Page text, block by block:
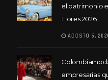
el patrimonio
Flores 2026
AGOSTO 6,
empresarias